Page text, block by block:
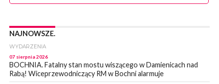
NAJNOWSZE.
WYDARZENIA
07 sierpnia 2026
BOCHNIA. Fatalny stan mostu wiszącego w Damienicach nad
Rabą! Wiceprzewodniczący RM w Bochni alarmuje